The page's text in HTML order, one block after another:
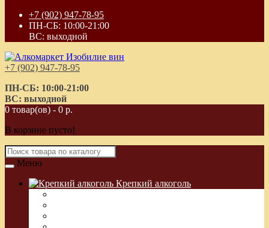
+7 (902) 947-78-95
ПН-СБ: 10:00-21:00
ВС: выходной
+7 (902) 947-78-95
ПН-СБ: 10:00-21:00
ВС: выходной
0 товар(ов) - 0 р.
В корзине пусто!
Меню
Крепкий алкоголь